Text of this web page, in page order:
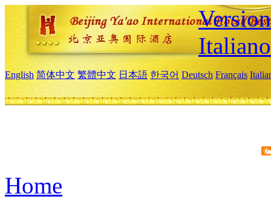
Italiano
English 简体中文 繁體中文 日本語 한국어 Deutsch Français
Home